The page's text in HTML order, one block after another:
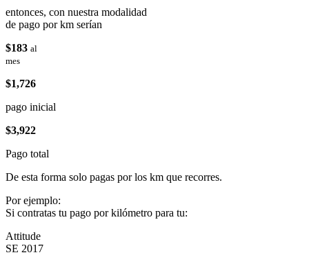
entonces, con nuestra modalidad
de pago por km serían
$183 al
mes
$1,726
pago inicial
$3,922
Pago total
De esta forma solo pagas por los km que recorres.
Por ejemplo:
Si contratas tu pago por kilómetro para tu:
Attitude
SE 2017